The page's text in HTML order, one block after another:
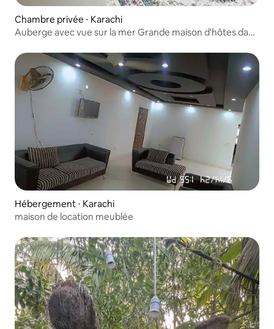
Chambre privée ⋅ Karachi
Auberge avec vue sur la mer Grande maison d'hôtes dans
Hébergement ⋅ Karachi
maison de location meublée